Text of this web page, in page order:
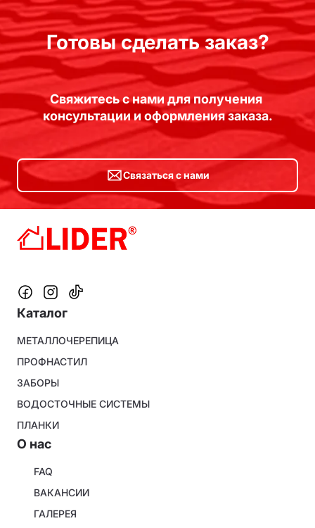
Готовы сделать заказ?
Свяжитесь с нами для получения
консультации и оформления заказа.
Связаться с нами
Каталог
Footer
menu
МЕТАЛЛОЧЕРЕПИЦА
ПРОФНАСТИЛ
ЗАБОРЫ
ВОДОСТОЧНЫЕ СИСТЕМЫ
ПЛАНКИ
O нас
About
company
FAQ
ВАКАНСИИ
ГАЛЕРЕЯ